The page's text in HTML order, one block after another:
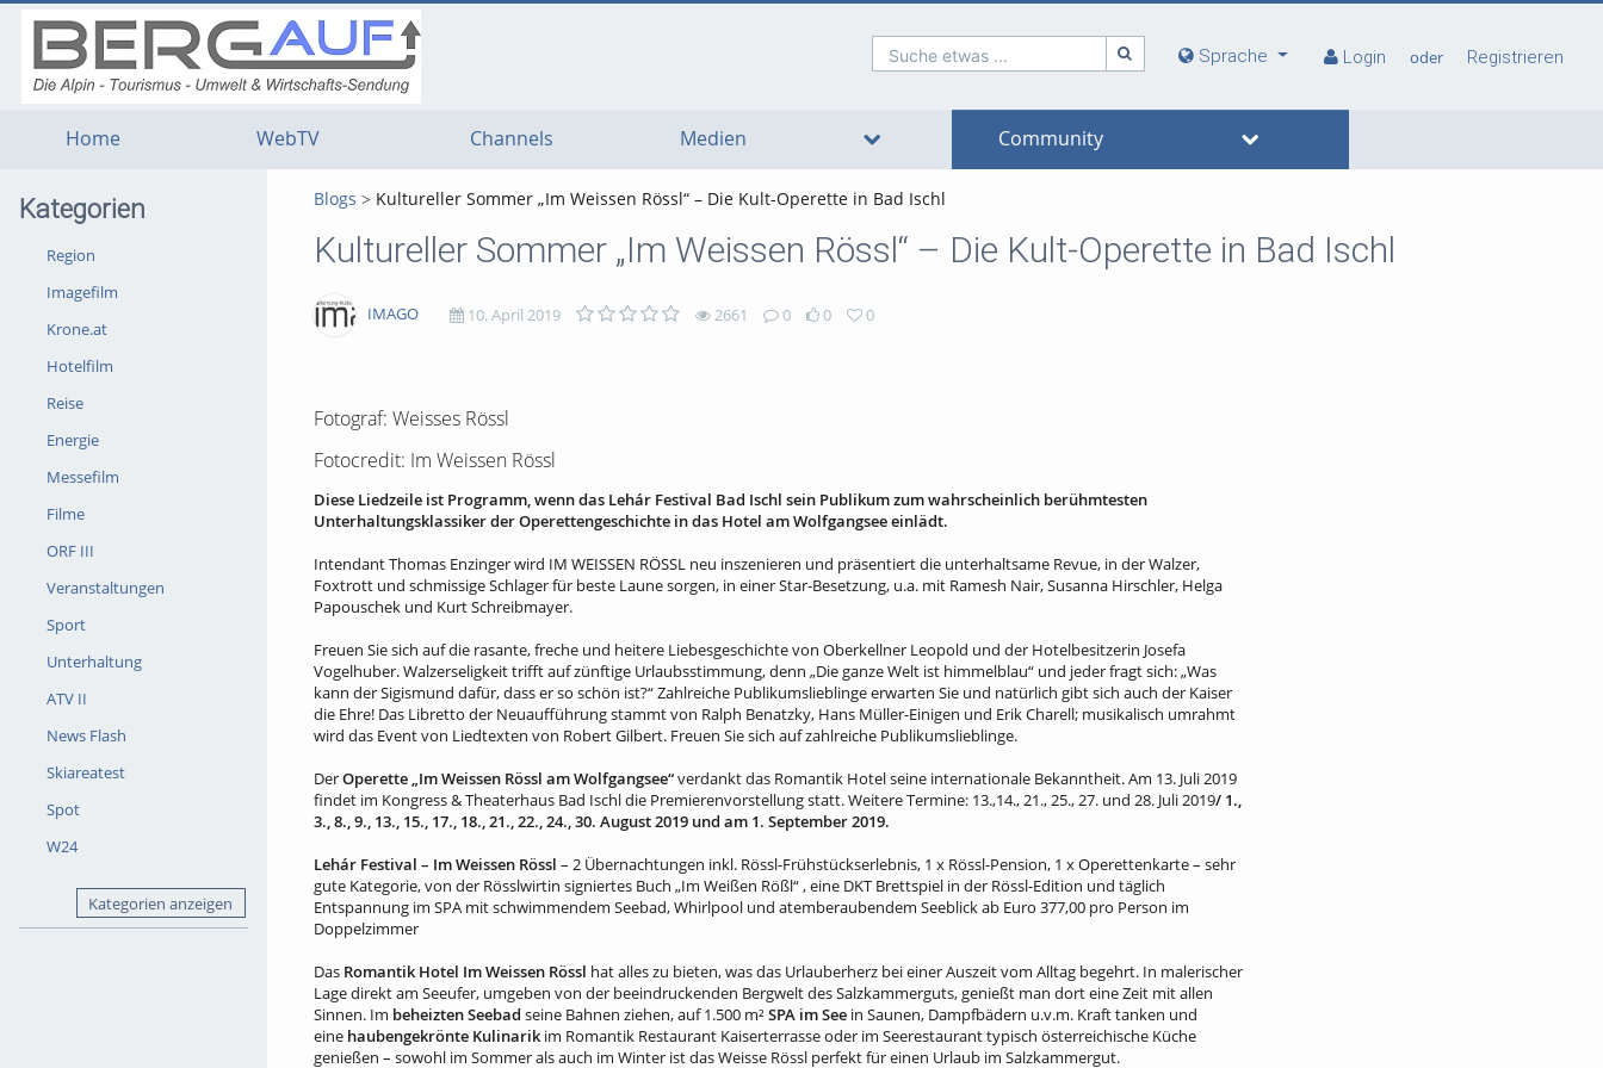
Suche etwas ... Sprache Login oder Registrieren
Home WebTV Channels Medien Community
Kategorien
Region
Imagefilm
Krone.at
Hotelfilm
Reise
Energie
Messefilm
Filme
ORF III
Veranstaltungen
Sport
Unterhaltung
ATV II
News Flash
Skiareatest
Spot
W24
Kategorien anzeigen
Blogs Kultureller Sommer „Im Weissen Rössl“ – Die Kult-Operette in Bad Ischl
Kultureller Sommer „Im Weissen Rössl“ – Die Kult-Operette in Bad Ischl
IMAGO 10. April 2019 2661 0
Kommentare
0 0
favoritesFotograf: Weisses Rössl
Fotocredit: Im Weissen Rössl
Diese Liedzeile ist Programm, wenn das Lehár Festival Bad Ischl sein Publikum zum wahrscheinlich berühmtesten
Unterhaltungsklassiker der Operettengeschichte in das Hotel am Wolfgangsee einlädt.
Intendant Thomas Enzinger wird IM WEISSEN RÖSSL neu inszenieren und präsentiert die unterhaltsame Revue, in der Walzer,
Foxtrott und schmissige Schlager für beste Laune sorgen, in einer Star-Besetzung, u.a. mit Ramesh Nair, Susanna Hirschler, Helga
Papouschek und Kurt Schreibmayer.
Freuen Sie sich auf die rasante, freche und heitere Liebesgeschichte von Oberkellner Leopold und der Hotelbesitzerin Josefa
Vogelhuber. Walzerseligkeit trifft auf zünftige Urlaubsstimmung, denn „Die ganze Welt ist himmelblau“ und jeder fragt sich: „Was
kann der Sigismund dafür, dass er so schön ist?“ Zahlreiche Publikumslieblinge erwarten Sie und natürlich gibt sich auch der Kaiser
die Ehre! Das Libretto der Neuaufführung stammt von Ralph Benatzky, Hans Müller-Einigen und Erik Charell; musikalisch umrahmt
wird das Event von Liedtexten von Robert Gilbert. Freuen Sie sich auf zahlreiche Publikumslieblinge.
DerOperette „Im Weissen Rössl am Wolfgangsee“verdankt das Romantik Hotel seine internationale Bekanntheit. Am 13. Juli 2019
findet im Kongress & Theaterhaus Bad Ischl die Premierenvorstellung statt. Weitere Termine: 13.,14., 21., 25., 27. und 28. Juli 2019/ 1.,
3., 8., 9., 13., 15., 17., 18., 21., 22., 24., 30. August 2019 und am 1. September 2019.
Lehár Festival – Im Weissen Rössl – 2 Übernachtungen inkl. Rössl-Frühstückserlebnis, 1 x Rössl-Pension, 1 x Operettenkarte – sehr
gute Kategorie, von der Rösslwirtin signiertes Buch „Im Weißen Rößl“ , eine DKT Brettspiel in der Rössl-Edition und täglich
Entspannung im SPA mit schwimmendem Seebad, Whirlpool und atemberaubendem Seeblick ab Euro 377,00 pro Person im
Doppelzimmer
Das Romantik Hotel Im Weissen Rössl hat alles zu bieten, was das Urlauberherz bei einer Auszeit vom Alltag begehrt. In malerischer
Lage direkt am Seeufer, umgeben von der beeindruckenden Bergwelt des Salzkammerguts, genießt man dort eine Zeit mit allen
Sinnen. Im beheizten Seebad seine Bahnen ziehen, auf 1.500 m²SPA im See in Saunen, Dampfbädern u.v.m. Kraft tanken und
eine haubengekrönte Kulinarik im Romantik Restaurant Kaiserterrasse oder im Seerestaurant typisch österreichische Küche
genießen – sowohl im Sommer als auch im Winter ist das Weisse Rössl perfekt für einen Urlaub im Salzkammergut.